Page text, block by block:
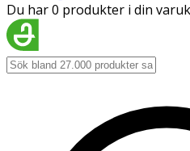
Du har 0 produkter i din